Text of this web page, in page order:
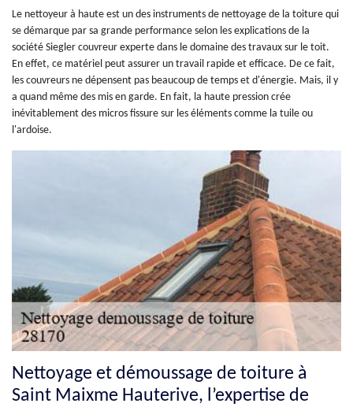
Le nettoyeur à haute est un des instruments de nettoyage de la toiture qui
se démarque par sa grande performance selon les explications de la
société Siegler couvreur experte dans le domaine des travaux sur le toit.
En effet, ce matériel peut assurer un travail rapide et efficace. De ce fait,
les couvreurs ne dépensent pas beaucoup de temps et d'énergie. Mais, il y
a quand même des mis en garde. En fait, la haute pression crée
inévitablement des micros fissure sur les éléments comme la tuile ou
l'ardoise.
Nettoyage et démoussage de toiture à
Saint Maixme Hauterive, l’expertise de